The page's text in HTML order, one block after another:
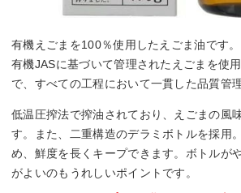
有機えごまを100％使用したえごま油です。
有機JASに基づいて管理されたえごまを使
で、すべての工程において一貫した品質管
低温圧搾法で搾油されており、えごまの風
す。また、二重構造のデラミボトルを採用
め、鮮度を長くキープできます。ボトルが
がよいのもうれしいポイントです。